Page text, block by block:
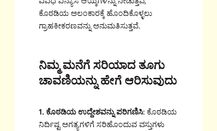
ಕೊಠಡಿಯ ಅಲಂಕಾರಕ್ಕೆ ಹೊಂದಿಕೊಳ್ಳಲು
ಗ್ರಾಹಕೀಕರಣವನ್ನು ಅನುಮತಿಸುತ್ತವೆ.
ನಿಮ್ಮ ಮನೆಗೆ ಸರಿಯಾದ ತೂಗು
ಚಾವಣಿಯನ್ನು ಹೇಗೆ ಆರಿಸುವುದು
1. ಕೊಠಡಿಯ ಉದ್ದೇಶವನ್ನು ಪರಿಗಣಿಸಿ: ಕೊಠಡಿಯ
ನಿರ್ದಿಷ್ಟ ಅಗತ್ಯಗಳಿಗೆ ಸರಿಹೊಂದುವ ವಸ್ತುಗಳು